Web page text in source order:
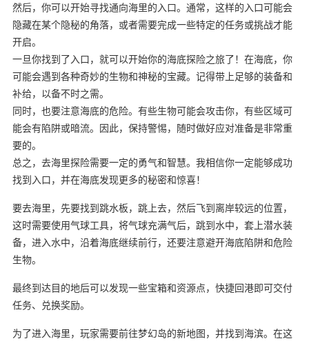
然后，你可以开始寻找通向海里的入口。通常，这样的入口可能会
隐藏在某个隐秘的角落，或者需要完成一些特定的任务或挑战才能
开启。
一旦你找到了入口，就可以开始你的海底探险之旅了！在海底，你
可能会遇到各种奇妙的生物和神秘的宝藏。记得带上足够的装备和
补给，以备不时之需。
同时，也要注意海底的危险。有些生物可能会攻击你，有些区域可
能会有陷阱或暗流。因此，保持警惕，随时做好应对准备是非常重
要的。
总之，去海里探险需要一定的勇气和智慧。我相信你一定能够成功
找到入口，并在海底发现更多的秘密和惊喜！
要去海里，先要找到跳水板，跳上去，然后飞到离岸较远的位置，
这时需要使用气球工具，将气球充满气后，跳到水中，套上潜水装
备，进入水中，沿着海底继续前行，还要注意避开海底陷阱和危险
生物。
最终到达目的地后可以发现一些宝箱和资源点，快捷回港即可交付
任务、兑换奖励。
为了进入海里，玩家需要前往梦幻岛的新地图，并找到海滨。在这